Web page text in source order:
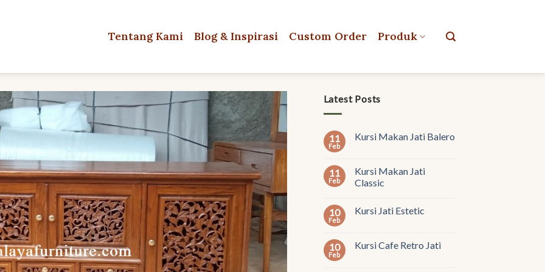
Tentang Kami Blog & Inspirasi Custom Order Produk
Latest Posts
11
Feb
Kursi Makan Jati Balero
11
Feb
Kursi Makan Jati
Classic
10
Feb
Kursi Jati Estetic
10
Feb
Kursi Cafe Retro Jati